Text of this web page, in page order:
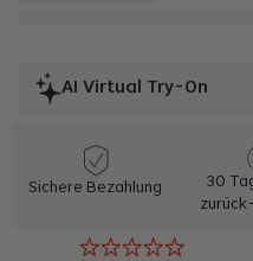
AI Virtual Try-On
Sichere Bezahlung
30